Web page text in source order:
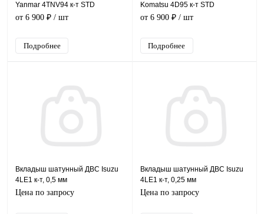
Yanmar 4TNV94 к-т STD
от 6 900 ₽ / шт
Подробнее
Komatsu 4D95 к-т STD
от 6 900 ₽/ шт
Подробнее
Вкладыш шатунный ДВС Isuzu
4LE1 к-т, 0,5 мм
Цена по запросу
Вкладыш шатунный ДВС Isuzu
4LE1 к-т, 0,25 мм
Цена по запросу